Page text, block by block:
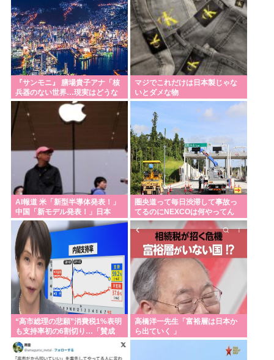
『サンモニ』 膳場貴子アナ「核
兵器のない世界…現実はどうな
のでしょう」 長崎への原爆投下
から81年の日に
マジでこれだけは日本製じゃな
いとダメな物
AI報道 米「新型半導体発表！」
中国「新モデル発表！」日本
「〇〇社がAIを導入した模様！
AIを導入しました！」 これ
圏央道って毎日渋滞して事故っ
てるのにNEXCOは何やってん
の？
“高市総理の悲願”消費税1%表明
も支持率初の6割切り…「賛成
52%」の波紋【8月JNN世論調査
解説】
高橋洋一先生「富裕層は日本か
ら出ていく 」